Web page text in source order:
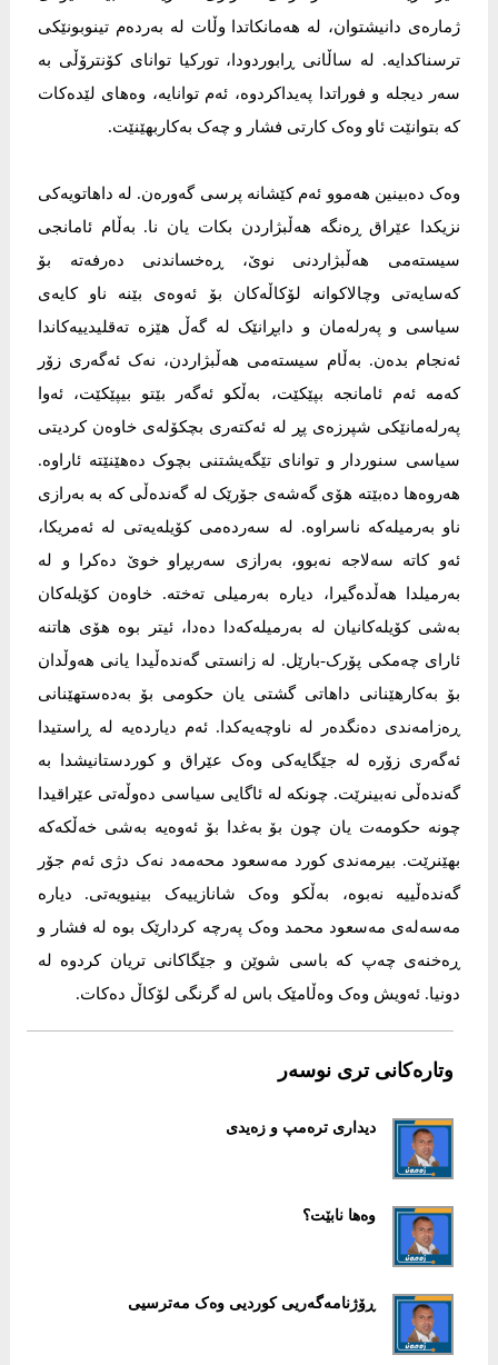
ژمارەی دانیشتوان، لە هەمانکاتدا وڵات لە بەردەم تینوبونێکی
ترسناکدایە. لە ساڵانی ڕابوردودا، تورکیا توانای کۆنترۆڵی بە
سەر دیجلە و فوراتدا پەیداکردوە، ئەم توانایە، وەهای لێدەکات
کە بتوانێت ئاو وەک کارتی فشار و چەک بەکاربهێنێت.
وەک دەبینین هەموو ئەم کێشانە پرسی گەورەن. لە داهاتویەکی
نزیکدا عێراق ڕەنگە هەڵبژاردن بکات یان نا. بەڵام ئامانجی
سیستەمی هەڵبژاردنی نوێ، ڕەخساندنی دەرفەتە بۆ
کەسایەتی وچالاکوانە لۆکاڵەکان بۆ ئەوەی بێنە ناو کایەی
سیاسی و پەرلەمان و دابڕانێک لە گەڵ هێزە تەقلیدییەکاندا
ئەنجام بدەن. بەڵام سیستەمی هەڵبژاردن، نەک ئەگەری زۆر
کەمە ئەم ئامانجە بپێکێت، بەڵکو ئەگەر بێتو بیپێکێت، ئەوا
پەرلەمانێکی شپرزەی پڕ لە ئەکتەری بچکۆلەی خاوەن کردیتی
سیاسی سنوردار و توانای تێگەیشتنی بچوک دەهێنێتە ئاراوە.
هەروەها دەبێتە هۆی گەشەی جۆرێک لە گەندەڵی کە بە بەرازی
ناو بەرمیلەکە ناسراوە. لە سەردەمی کۆیلەیەتی لە ئەمریکا،
ئەو کاتە سەلاجە نەبوو، بەرازی سەربڕاو خوێ دەکرا و لە
بەرمیلدا هەڵدەگیرا، دیارە بەرمیلی تەختە. خاوەن کۆیلەکان
بەشی کۆیلەکانیان لە بەرمیلەکەدا دەدا، ئیتر بوە هۆی هاتنە
ئارای چەمکی پۆرک-بارێل. لە زانستی گەندەڵیدا یانی هەوڵدان
بۆ بەکارهێنانی داهاتی گشتی یان حکومی بۆ بەدەستهێنانی
ڕەزامەندی دەنگدەر لە ناوچەیەکدا. ئەم دیاردەیە لە ڕاستیدا
ئەگەری زۆرە لە جێگایەکی وەک عێراق و کوردستانیشدا بە
گەندەڵی نەبینرێت. چونکە لە ئاگایی سیاسی دەوڵەتی عێراقیدا
چونە حکومەت یان چون بۆ بەغدا بۆ ئەوەیە بەشی خەڵکەکە
بهێنرێت. بیرمەندی کورد مەسعود محەمەد نەک دژی ئەم جۆر
گەندەڵییە نەبوە، بەڵکو وەک شانازییەک بینیویەتی. دیارە
مەسەلەی مەسعود محمد وەک پەرچە کردارێک بوە لە فشار و
ڕەخنەی چەپ کە باسی شوێن و جێگاکانی تریان کردوە لە
دونیا. ئەویش وەک وەڵامێک باس لە گرنگی لۆکاڵ دەکات.
وتارەکانی تری نوسەر
دیداری ترەمپ و زەیدی
وەها نابێت؟
ڕۆژنامەگەریی کوردیی وەک مەترسیی